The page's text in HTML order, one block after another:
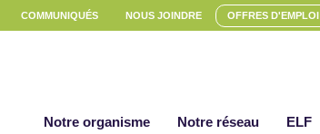
COMMUNIQUÉS NOUS JOINDRE OFFRES D'EMPLOI
Notre organisme Notre réseau ELF